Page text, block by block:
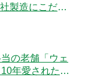
製造にこだわ
の老舗「ウェ
年愛された秘